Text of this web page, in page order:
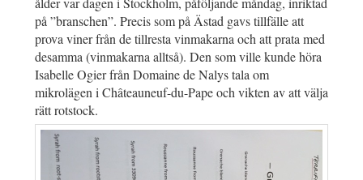
på ”branschen”. Precis som på Ästad gavs tillfälle att
prova viner från de tillresta vinmakarna och att prata med
desamma (vinmakarna alltså). Den som ville kunde höra
Isabelle Ogier från Domaine de Nalys tala om
mikrolägen i Châteauneuf-du-Pape och vikten av att välja
rätt rotstock.